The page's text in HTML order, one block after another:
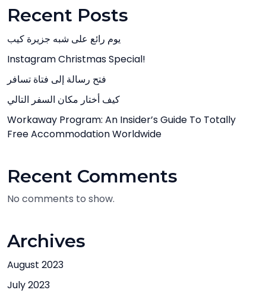
Recent Posts
يوم رائع على شبه جزيرة كيب
Instagram Christmas Special!
فتح رسالة إلى فتاة تسافر
كيف أختار مكان السفر التالي
Workaway Program: An Insider’s Guide To Totally
Free Accommodation Worldwide
Recent Comments
No comments to show.
Archives
August 2023
July 2023